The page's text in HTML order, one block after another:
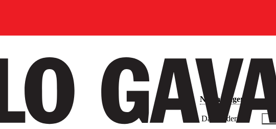
Nedlastinger
Datablader